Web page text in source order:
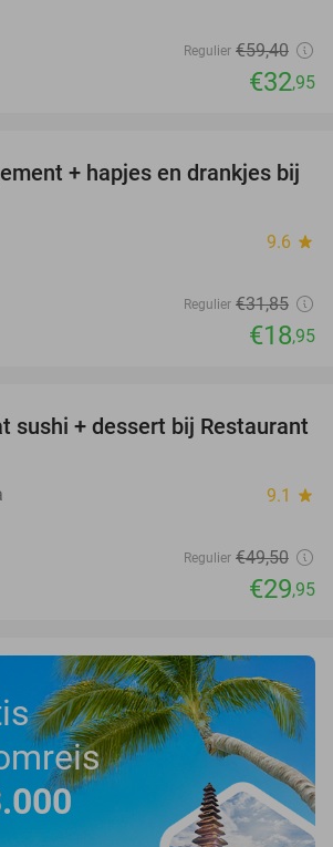
Regulier €59,40
€32,95
41%
+ hapjes en drankjes bij
9.6 star
Regulier €31,85
€18,95
39%
sushi + dessert bij Restaurant
9.1 star
Regulier €49,50
€29,95